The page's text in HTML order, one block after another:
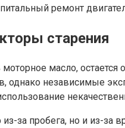
ремонт
старения
моторное масло,
однако независимые
за пробега, но и из-